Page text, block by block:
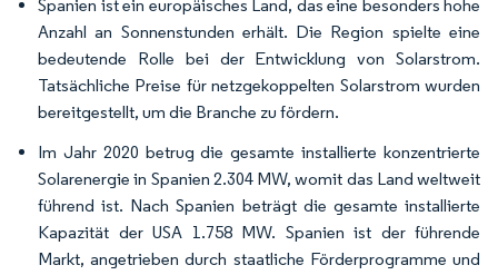
Spanien ist ein europäisches Land, das eine besonders hohe
Anzahl an Sonnenstunden erhält. Die Region spielte eine
bedeutende Rolle bei der Entwicklung von Solarstrom.
Tatsächliche Preise für netzgekoppelten Solarstrom wurden
bereitgestellt, um die Branche zu fördern.
Im Jahr 2020 betrug die gesamte installierte konzentrierte
Solarenergie in Spanien 2.304 MW, womit das Land weltweit
führend ist. Nach Spanien beträgt die gesamte installierte
Kapazität der USA 1.758 MW. Spanien ist der führende
Markt, angetrieben durch staatliche Förderprogramme und